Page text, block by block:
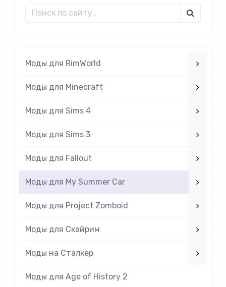
Моды для RimWorld
Моды для Minecraft
Моды для Sims 4
Моды для Sims 3
Моды для Fallout
Моды для My Summer Car
Моды для Project Zomboid
Моды для Скайрим
Моды на Cталкер
Моды для Age of History 2